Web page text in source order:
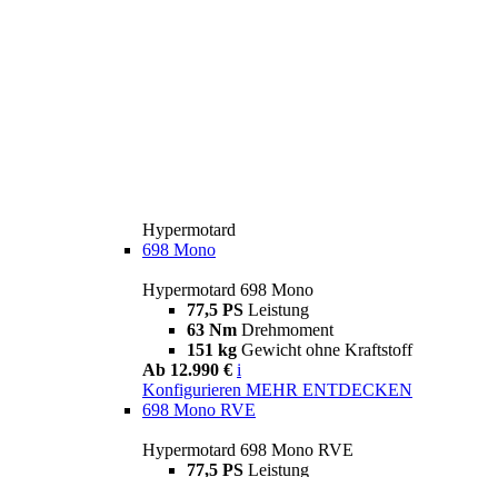
Hypermotard
698 Mono
Hypermotard 698 Mono
77,5 PS Leistung
63 Nm Drehmoment
151 kg Gewicht ohne Kraftstoff
Ab 12.990 € i
Konfigurieren MEHR ENTDECKEN
698 Mono RVE
Hypermotard 698 Mono RVE
77,5 PS Leistung